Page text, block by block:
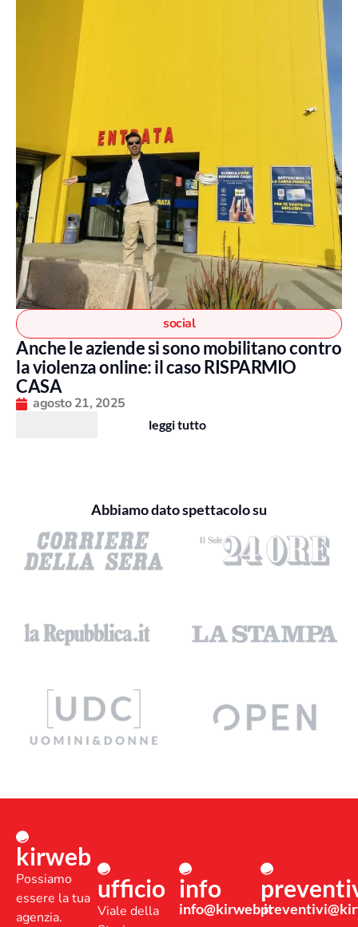
social
Anche le aziende si sono mobilitano contro
la violenza online: il caso RISPARMIO
CASA
agosto 21, 2025
leggi tutto
Abbiamo dato spettacolo su
kirweb
Possiamo
essere la tua
agenzia.
ufficio
Viale della
info
info@kirweb.it